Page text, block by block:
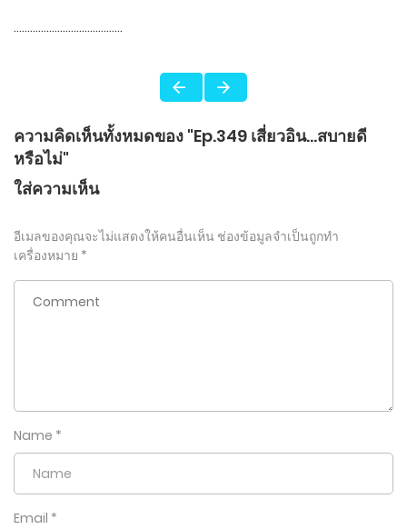
………………………………….
ความคิดเห็นทั้งหมดของ "Ep.349 เสี่ยวอิน...สบายดี
หรือไม่"
ใส่ความเห็น
อีเมลของคุณจะไม่แสดงให้คนอื่นเห็น ช่องข้อมูลจำเป็นถูกทำ
เครื่องหมาย *
Name *
Email *